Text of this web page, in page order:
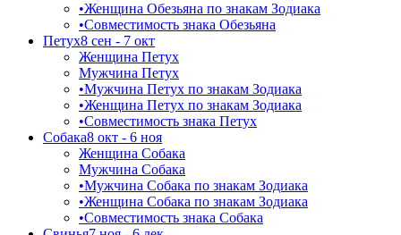
•Женщина Обезьяна по знакам Зодиака
•Совместимость знака Обезьяна
Петух8 сен - 7 окт
Женщина Петух
Мужчина Петух
•Мужчина Петух по знакам Зодиака
•Женщина Петух по знакам Зодиака
•Совместимость знака Петух
Собака8 окт - 6 ноя
Женщина Собака
Мужчина Собака
•Мужчина Собака по знакам Зодиака
•Женщина Собака по знакам Зодиака
•Совместимость знака Собака